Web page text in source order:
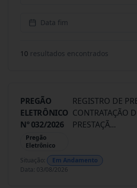
Data fim
10 resultados encontrados
PREGÃO
ELETRÔNICO
Nº 032/2026
Pregão
Eletrônico
REGISTRO DE
CONTRATAÇÃO
PRESTAÇÃ...
Situação:
Em Andamento
Data: 03/08/2026